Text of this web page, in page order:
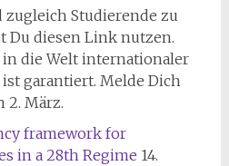
Studierende zu
Du diesen Link nutzen.
die Welt internationaler
garantiert. Melde Dich
2. März.
framework for
in a 28th Regime 14.